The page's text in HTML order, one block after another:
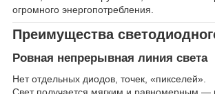
огромного энергопотребления.
Преимущества
Ровная непрерывная линия света
Нет отдельных диодов, точек, «пикселей».